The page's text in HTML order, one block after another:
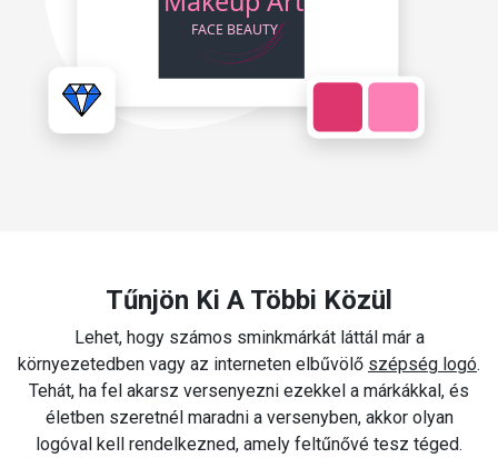
Tűnjön Ki A Többi Közül
Lehet, hogy számos sminkmárkát láttál már a
környezetedben vagy az interneten elbűvölő szépség logó.
Tehát, ha fel akarsz versenyezni ezekkel a márkákkal, és
életben szeretnél maradni a versenyben, akkor olyan
logóval kell rendelkezned, amely feltűnővé tesz téged.